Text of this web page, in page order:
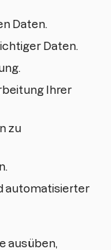
Daten.
Daten.
Ihrer
zu
automatisierter
ausüben,